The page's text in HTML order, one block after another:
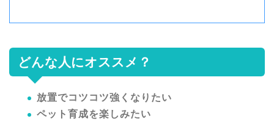
どんな人にオススメ？
放置でコツコツ強くなりたい
ペット育成を楽しみたい